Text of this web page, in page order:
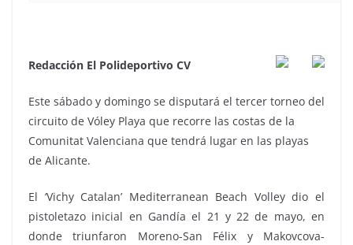
Redacción El Polideportivo CV
Este sábado y domingo se disputará el tercer torneo del
circuito de Vóley Playa que recorre las costas de la
Comunitat Valenciana que tendrá lugar en las playas
de Alicante.
El ‘Vichy Catalan’ Mediterranean Beach Volley dio el
pistoletazo inicial en Gandía el 21 y 22 de mayo, en
donde triunfaron Moreno-San Félix y Makovcova-